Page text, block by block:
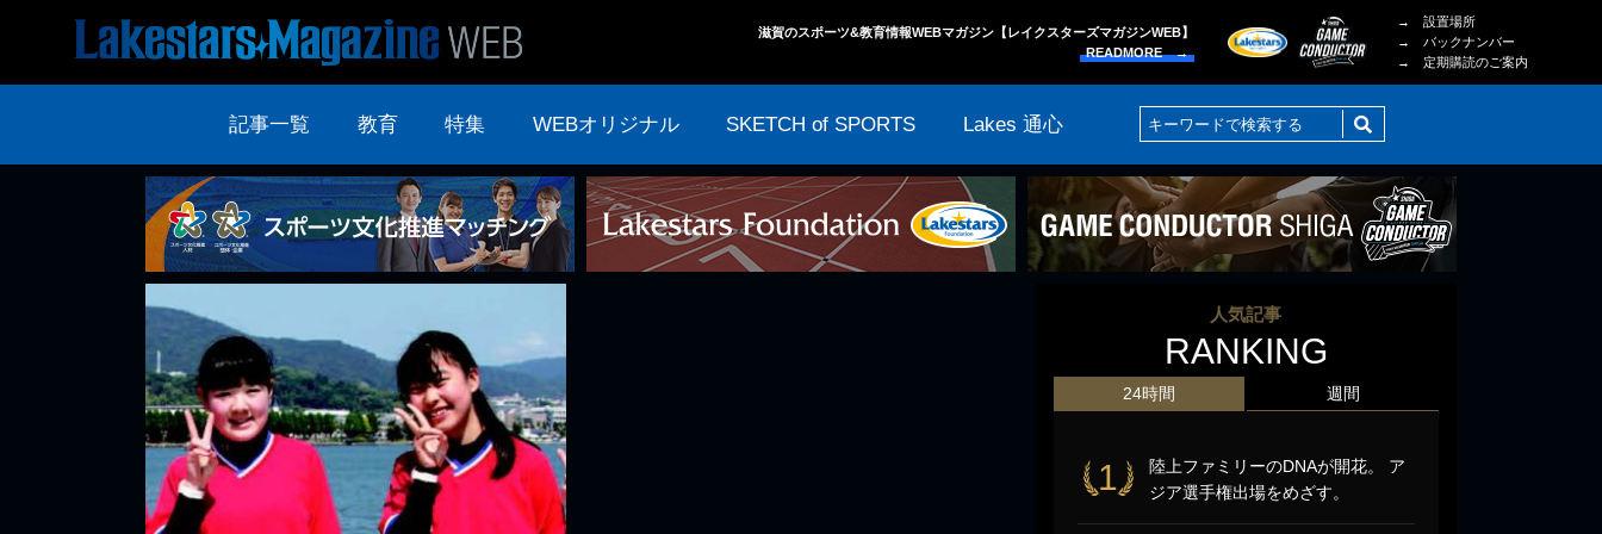
滋賀のスポーツ&教育情報WEBマガジン【レイクスターズマガジンWEB】
READMORE →
→ 設置場所
→ バックナンバー
→ 定期購読のご案内
記事一覧 教育 特集 WEBオリジナル SKETCH of SPORTS Lakes 通心
人気記事
RANKING
24時間
1
陸上ファミリーのDNAが開花。 ア
ジア選手権出場をめざす。
週間